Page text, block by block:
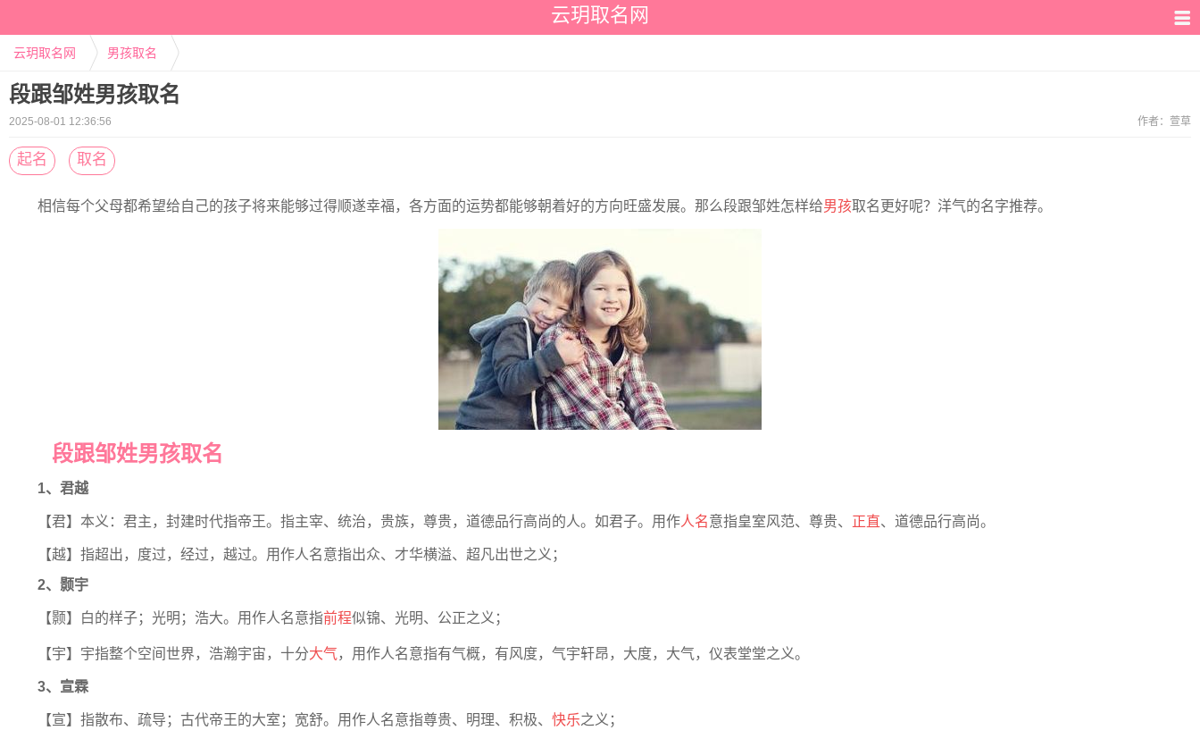
云玥取名网
云玥取名网 男孩取名
段跟邹姓男孩取名
2025-08-01 12:36:56 作者： 萱草
起名 取名
相信每个父母都希望给自己的孩子将来能够过得顺遂幸福，各方面的运势都能够朝着好的方向旺盛发展。那么段跟邹姓怎样给男孩取名更好呢？洋气的名字推荐。
段跟邹姓男孩取名
1、君越
【君】本义：君主，封建时代指帝王。指主宰、统治，贵族，尊贵，道德品行高尚的人。如君子。用作人名意指皇室风范、尊贵、 正直、道德品行高尚。
【越】指超出，度过，经过，越过。用作人名意指出众、才华横溢、超凡出世之义；
2、颢宇
【颢】白的样子；光明；浩大。用作人名意指前程似锦、光明、公正之义；
【宇】宇指整个空间世界，浩瀚宇宙，十分大气 ，用作人名意指有气概，有风度，气宇轩昂，大度，大气，仪表堂堂之义。
3、宣霖
【宣】指散布、疏导；古代帝王的大室；宽舒。用作人名意指尊贵、明理、积极、 快乐之义；